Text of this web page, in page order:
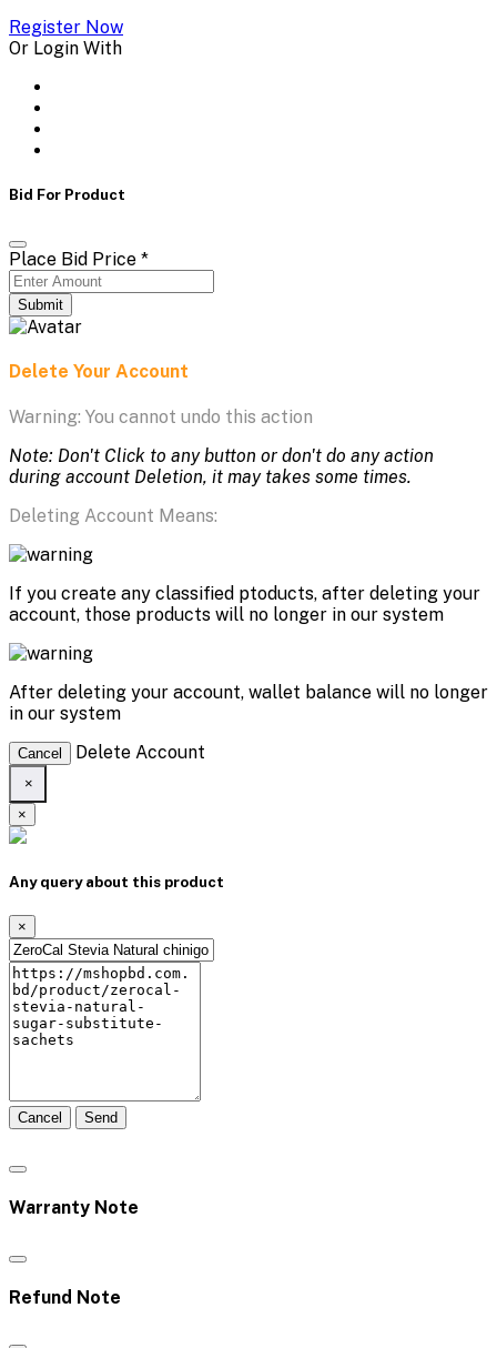
Register Now
Or Login With
Bid For Product
Place Bid Price *
Submit
Delete Your Account
Warning: You cannot undo this action
Note: Don't Click to any button or don't do any action
during account Deletion, it may takes some times.
Deleting Account Means:
If you create any classified ptoducts, after deleting your
account, those products will no longer in our system
After deleting your account, wallet balance will no longer
in our system
Cancel Delete Account
×
×
Any query about this product
×
Cancel Send
Warranty Note
Refund Note